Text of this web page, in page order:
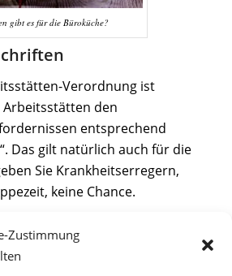
Zustimmung
gibt es für die Büroküche?
Verordnung ist
Arbeitsstätten den
entsprechend
Das gilt natürlich auch für die
Sie Krankheitserregern,
keine Chance.
Sie immer auf genügend
Handtücher. Kaufen Sie